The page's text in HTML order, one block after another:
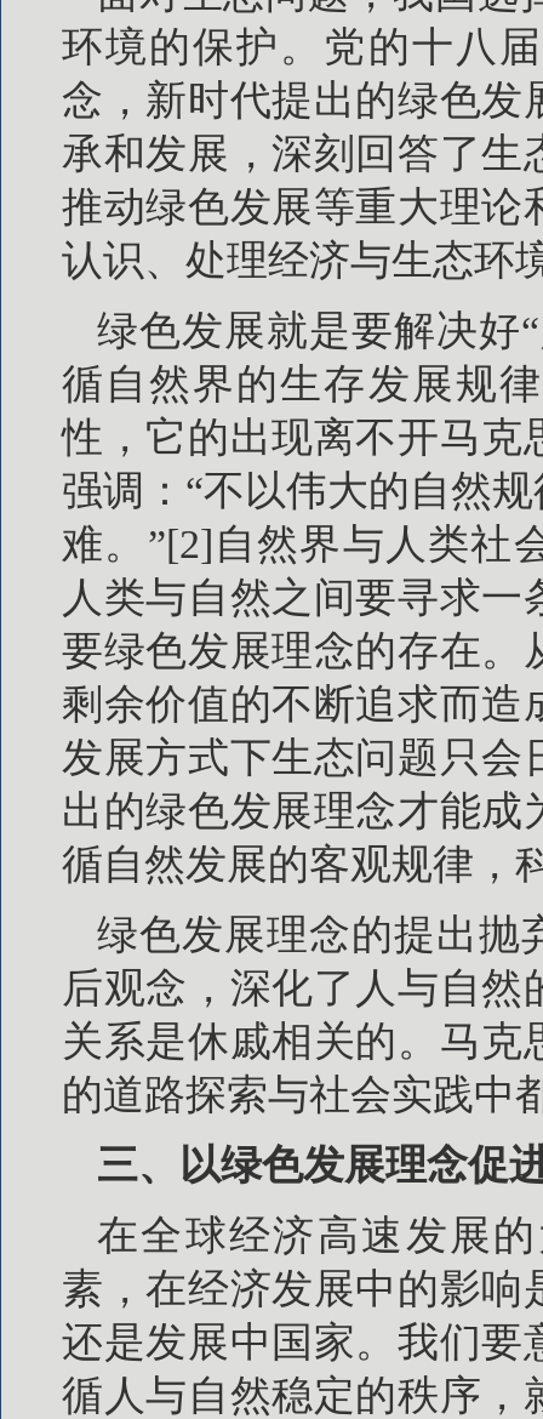
环境的保护。党的十八
念，新时代提出的绿色
承和发展，深刻回答了
推动绿色发展等重大理论
认识、处理经济与生态环
绿色发展就是要解决好
循自然界的生存发展规
性，它的出现离不开马克
强调：“不以伟大的自然
难。”[2]自然界与人类社
人类与自然之间要寻求
要绿色发展理念的存在。
剩余价值的不断追求而
发展方式下生态问题只
出的绿色发展理念才能
循自然发展的客观规律，
绿色发展理念的提出抛
后观念，深化了人与自
关系是休戚相关的。马
的道路探索与社会实践中
三、以绿色发展理念促
在全球经济高速发展
素，在经济发展中的影
还是发展中国家。我们要
循人与自然稳定的秩序，